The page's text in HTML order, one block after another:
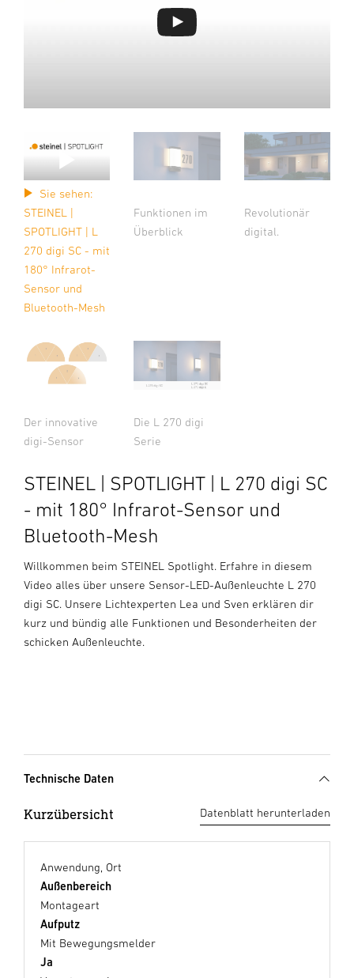
Sie sehen:
STEINEL |
SPOTLIGHT | L
270 digi SC - mit
180° Infrarot-
Sensor und
Bluetooth-Mesh
Funktionen im
Überblick
Revolutionär
digital.
Der innovative
digi-Sensor
Die L 270 digi
Serie
STEINEL | SPOTLIGHT | L 270 digi SC
- mit 180° Infrarot-Sensor und
Bluetooth-Mesh
Willkommen beim STEINEL Spotlight. Erfahre in diesem
Video alles über unsere Sensor-LED-Außenleuchte L 270
digi SC. Unsere Lichtexperten Lea und Sven erklären dir
kurz und bündig alle Funktionen und Besonderheiten der
schicken Außenleuchte.
Technische Daten
Kurzübersicht Datenblatt herunterladen
Anwendung, Ort
Außenbereich
Montageart
Aufputz
Mit Bewegungsmelder
Ja